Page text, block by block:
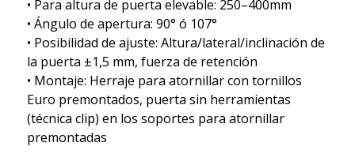
• Para altura de puerta elevable: 250–400mm
• Ángulo de apertura: 90° ó 107°
• Posibilidad de ajuste: Altura/lateral/inclinación de
la puerta ±1,5 mm, fuerza de retención
• Montaje: Herraje para atornillar con tornillos
Euro premontados, puerta sin herramientas
(técnica clip) en los soportes para atornillar
premontadas